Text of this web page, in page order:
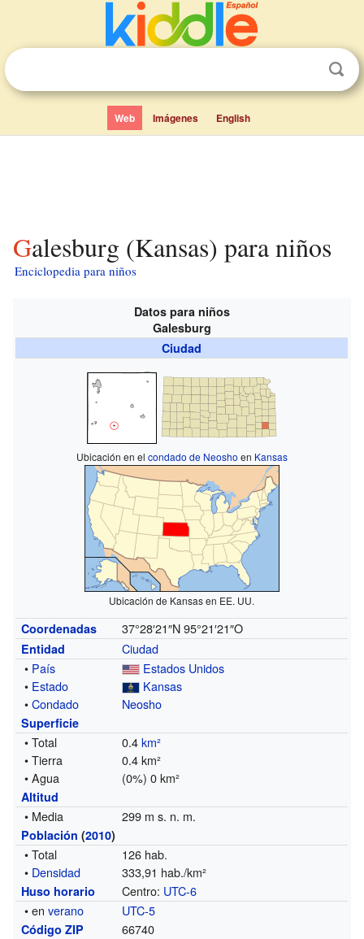
Web Imágenes English
Galesburg (Kansas) para niños
Enciclopedia para niños
Datos para niños
Galesburg
Ciudad
Ubicación en el condado de Neosho en Kansas
Ubicación de Kansas en EE. UU.
Coordenadas 37°28′21″N 95°21′21″O
Entidad
Ciudad
• País
Estados Unidos
• Estado
Kansas
•Condado Neosho
Superficie
• Total 0.4km²
• Tierra
0.4 km²
• Agua
(0%) 0 km²
Altitud
• Media 299 m s. n. m.
Población (2010)
• Total
126 hab.
• Densidad 333,91 hab./km²
Huso horario Centro: UTC-6
• enverano UTC-5
Código ZIP 66740